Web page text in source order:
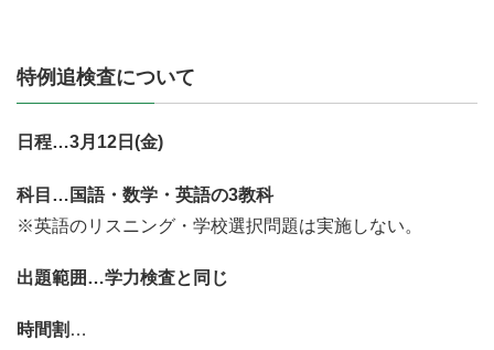
特例追検査について
日程…3月12日(金)
科目…国語・数学・英語の3教科
※英語のリスニング・学校選択問題は実施しない。
出題範囲…学力検査と同じ
時間割 …